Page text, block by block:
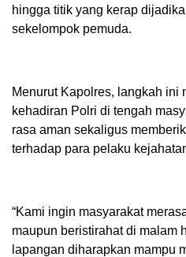
hingga titik yang kerap
sekelompok pemuda.
Menurut Kapolres, langkah ini
kehadiran Polri di tengah
rasa aman sekaligus
terhadap para pelaku
“Kami ingin masyarakat
maupun beristirahat di malam
lapangan diharapkan mampu